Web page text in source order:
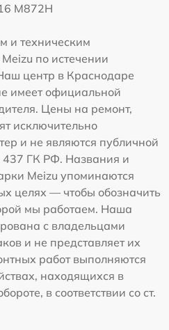
M872H
и техническим
по истечении
центр в Краснодаре
имеет официальной
Цены на ремонт,
исключительно
и не являются публичной
437 ГК РФ. Названия и
Meizu упоминаются
целях — чтобы обозначить
мы работаем. Наша
с владельцами
и не представляет их
работ выполняются
находящихся в
в соответствии со ст.